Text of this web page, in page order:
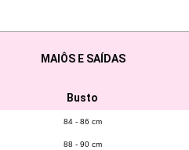
MAIÔS E SAÍDAS
Busto
84 - 86 cm
88 - 90 cm